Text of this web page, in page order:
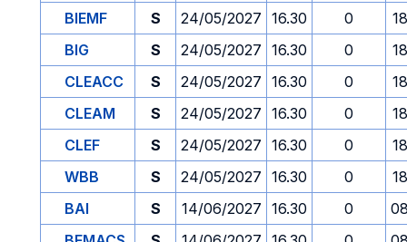
BIEMF
S 24/05/2027 16.30 0
BIG
S 24/05/2027 16.30 0
CLEACC
S 24/05/2027 16.30 0
CLEAM
S 24/05/2027 16.30 0
CLEF
S 24/05/2027 16.30 0
WBB
S 24/05/2027 16.30 0
BAI
S 14/06/2027 16.30 0